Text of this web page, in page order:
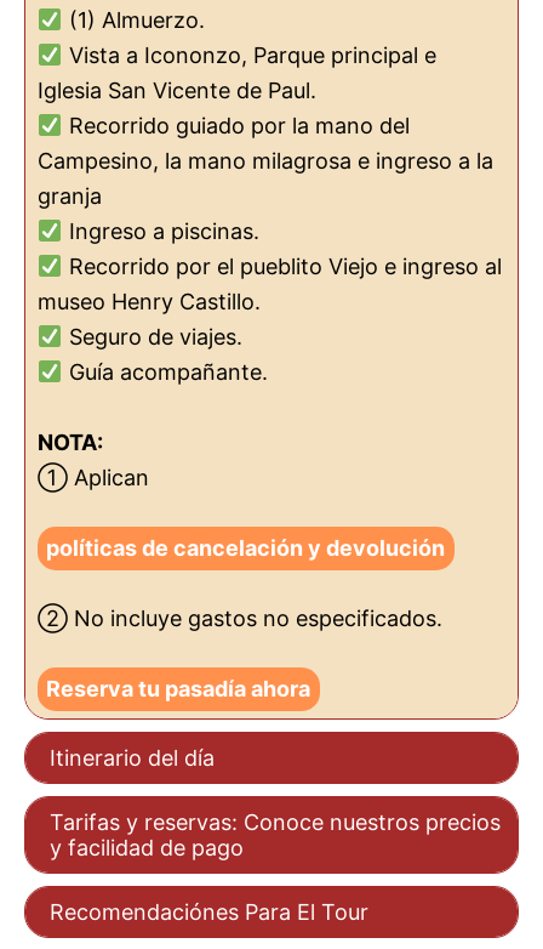
(1) Almuerzo.
Vista a Icononzo, Parque principal e
Iglesia San Vicente de Paul.
Recorrido guiado por la mano del
Campesino, la mano milagrosa e ingreso a la
granja
Ingreso a piscinas.
Recorrido por el pueblito Viejo e ingreso al
museo Henry Castillo.
Seguro de viajes.
Guía acompañante.
NOTA:
① Aplican
políticas de cancelación y devolución
② No incluye gastos no especificados.
Reserva tu pasadía ahora
Itinerario del día
Tarifas y reservas: Conoce nuestros precios
y facilidad de pago
Recomendaciónes Para El Tour